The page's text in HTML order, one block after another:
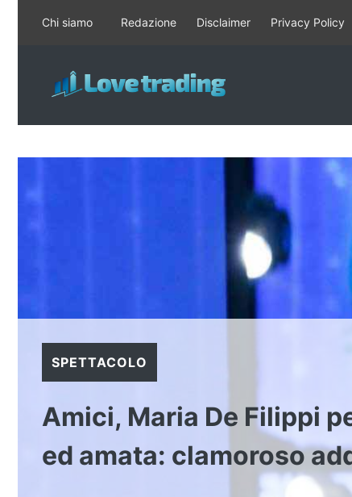
contenuto
Chi siamo Redazione Disclaimer Privacy Policy
SPETTACOLO
Amici, Maria De Filippi
ed amata: clamoroso